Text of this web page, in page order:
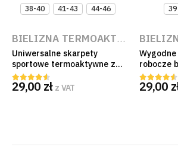
38-40 41-43 44-46
BIELIZNA TERMOAKTYWNA NA BUDOWĘ I DO PRACY
Uniwersalne skarpety
sportowe termoaktywne ze
srebrem Prolen Siltex
antybakteryjne bezszwowe
frotte
4.50 out of 5
29,00 zł z VAT
robocze
ze
4.50
29,00